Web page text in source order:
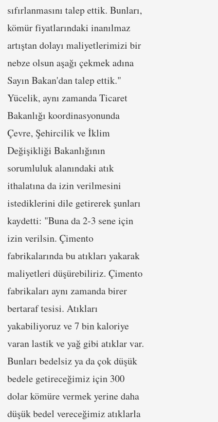
sıfırlanmasını talep ettik. Bunları,
kömür fiyatlarındaki inanılmaz
artıştan dolayı maliyetlerimizi bir
nebze olsun aşağı çekmek adına
Sayın Bakan'dan talep ettik."
Yücelik, aynı zamanda Ticaret
Bakanlığı koordinasyonunda
Çevre, Şehircilik ve İklim
Değişikliği Bakanlığının
sorumluluk alanındaki atık
ithalatına da izin verilmesini
istediklerini dile getirerek şunları
kaydetti: "Buna da 2-3 sene için
izin verilsin. Çimento
fabrikalarında bu atıkları yakarak
maliyetleri düşürebiliriz. Çimento
fabrikaları aynı zamanda birer
bertaraf tesisi. Atıkları
yakabiliyoruz ve 7 bin kaloriye
varan lastik ve yağ gibi atıklar var.
Bunları bedelsiz ya da çok düşük
bedele getireceğimiz için 300
dolar kömüre vermek yerine daha
düşük bedel vereceğimiz atıklarla